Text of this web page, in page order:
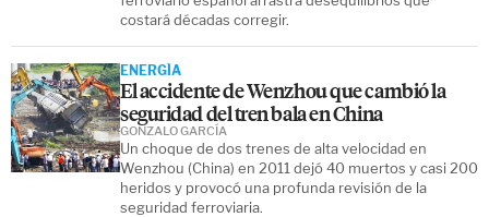
costará décadas corregir.
ENERGÍA
El accidente de Wenzhou que cambió la
seguridad del tren bala en China
Un choque de dos trenes de alta velocidad en
Wenzhou (China) en 2011 dejó 40 muertos y casi 200
heridos y provocó una profunda revisión de la
seguridad ferroviaria.
GONZALO GARCÍA